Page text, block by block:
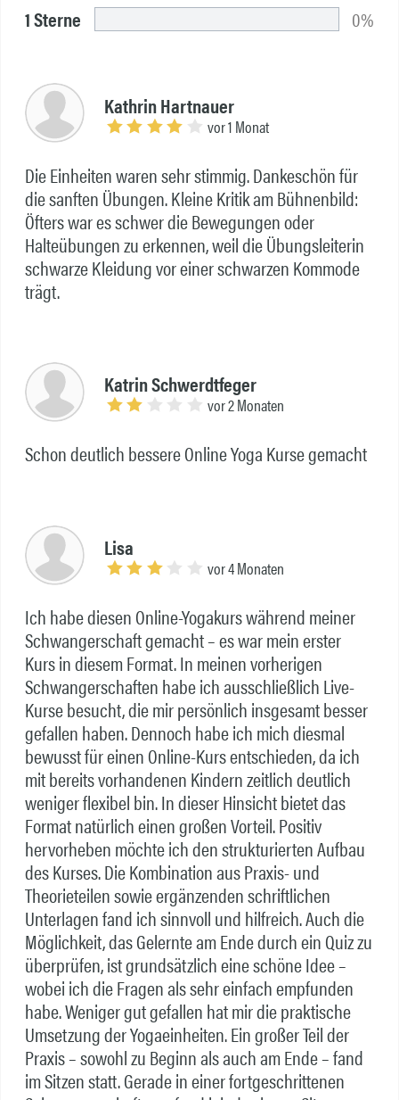
1 Sterne 0%
Kathrin Hartnauer
vor 1 Monat
Die Einheiten waren sehr stimmig. Dankeschön für
die sanften Übungen. Kleine Kritik am Bühnenbild:
Öfters war es schwer die Bewegungen oder
Halteübungen zu erkennen, weil die Übungsleiterin
schwarze Kleidung vor einer schwarzen Kommode
trägt.
Katrin Schwerdtfeger
vor 2 Monaten
Schon deutlich bessere Online Yoga Kurse gemacht
Lisa
vor 4 Monaten
Ich habe diesen Online-Yogakurs während meiner
Schwangerschaft gemacht – es war mein erster
Kurs in diesem Format. In meinen vorherigen
Schwangerschaften habe ich ausschließlich Live-
Kurse besucht, die mir persönlich insgesamt besser
gefallen haben. Dennoch habe ich mich diesmal
bewusst für einen Online-Kurs entschieden, da ich
mit bereits vorhandenen Kindern zeitlich deutlich
weniger flexibel bin. In dieser Hinsicht bietet das
Format natürlich einen großen Vorteil. Positiv
hervorheben möchte ich den strukturierten Aufbau
des Kurses. Die Kombination aus Praxis- und
Theorieteilen sowie ergänzenden schriftlichen
Unterlagen fand ich sinnvoll und hilfreich. Auch die
Möglichkeit, das Gelernte am Ende durch ein Quiz zu
überprüfen, ist grundsätzlich eine schöne Idee –
wobei ich die Fragen als sehr einfach empfunden
habe. Weniger gut gefallen hat mir die praktische
Umsetzung der Yogaeinheiten. Ein großer Teil der
Praxis – sowohl zu Beginn als auch am Ende – fand
im Sitzen statt. Gerade in einer fortgeschrittenen